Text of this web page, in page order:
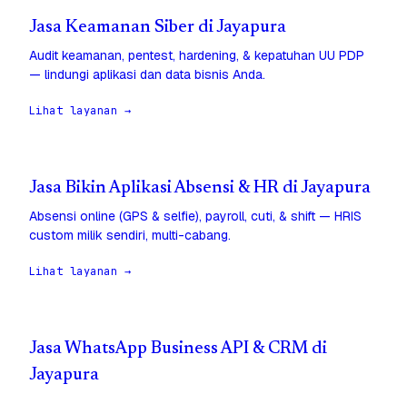
Jasa Keamanan Siber di Jayapura
Audit keamanan, pentest, hardening, & kepatuhan UU PDP
— lindungi aplikasi dan data bisnis Anda.
Lihat layanan →
Jasa Bikin Aplikasi Absensi & HR di Jayapura
Absensi online (GPS & selfie), payroll, cuti, & shift — HRIS
custom milik sendiri, multi-cabang.
Lihat layanan →
Jasa WhatsApp Business API & CRM di
Jayapura